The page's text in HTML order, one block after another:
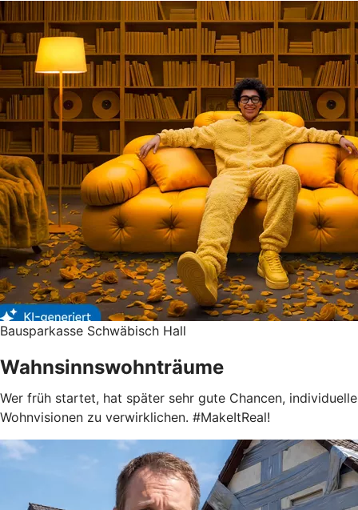
Bausparkasse Schwäbisch Hall
Wahnsinnswohnträume
Wer früh startet, hat später sehr gute Chancen, individuelle
Wohnvisionen zu verwirklichen. #MakeItReal!